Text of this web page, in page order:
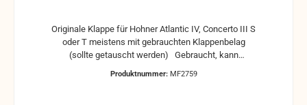
Originale Klappe für Hohner Atlantic IV, Concerto III S
oder T meistens mit gebrauchten Klappenbelag
(sollte getauscht werden) Gebraucht, kann
Produktnummer: MF2759